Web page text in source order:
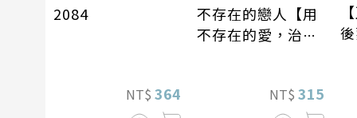
2084
NT$ 364
不存在的戀人【用
不存在的愛，治癒
NT$ 315